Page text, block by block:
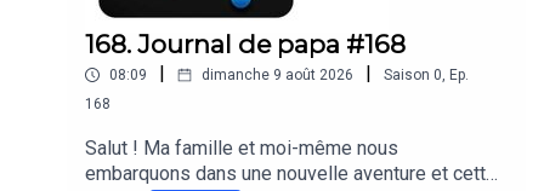
Amazon :https://amzn.to/4aScuSJ
Plus d'informations sur krys.com /sante
168. Journal de papa #168
08:09 | dimanche 9 août 2026 | Saison 0, Ep.
168
Salut ! Ma famille et moi-même nous
embarquons dans une nouvelle aventure et cette